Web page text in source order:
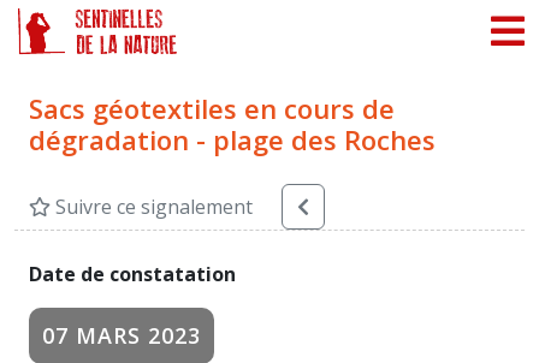
Sacs géotextiles en cours de
dégradation - plage des Roches
Suivre ce signalement
Date de constatation
07 MARS 2023
Panneau de gestion des cookies